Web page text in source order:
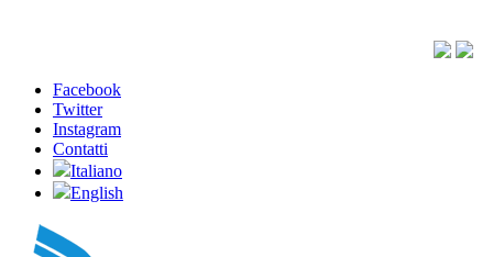
Facebook
Twitter
Instagram
Contatti
Italiano
English